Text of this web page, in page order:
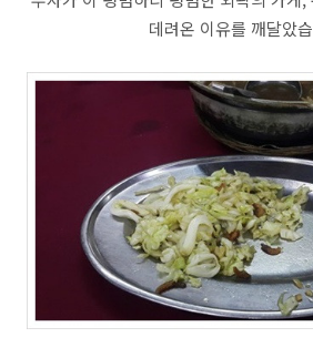
데려온 이유를 깨달았